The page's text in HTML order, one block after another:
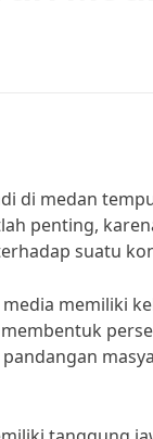
di medan
penting,
suatu
memiliki